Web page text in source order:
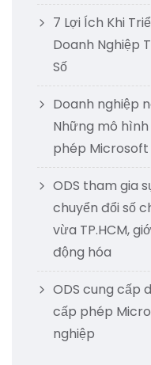
7 Lợi Ích Khi
Doanh Nghiệp
Số
Doanh nghiệp
Những mô
phép Microsoft
ODS tham gia
chuyển đổi số
vừa TP.HCM,
động hóa
ODS cung cấp
cấp phép
nghiệp